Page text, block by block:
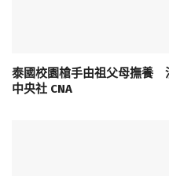
泰國校園槍手由祖父母撫養
中央社 CNA